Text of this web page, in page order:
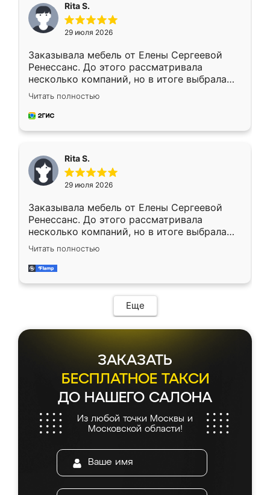
Rita S.
29 июля 2026
Заказывала мебель от Елены Сергеевой
Ренессанс. До этого рассматривала
несколько компаний, но в итоге выбрала
эту. Сначала обговорили условия, потом
приехал замерщик, всё спокойно объяснил
и снял размеры. Изготовили в срок, с
каких-либо доработок. Качеством осталась
довольна, все выглядит так, как и ожидала.
Читать полностью
Rita S.
29 июля 2026
Заказывала мебель от Елены Сергеевой
Ренессанс. До этого рассматривала
несколько компаний, но в итоге выбрала
эту. Сначала обговорили условия, потом
приехал замерщик, всё спокойно объяснил
и снял размеры. Изготовили в срок, с
мебель сразу встала на свое место без
каких-либо доработок. Качеством осталась
довольна, все выглядит так, как и ожидала.
Читать полностью
Еще
ЗАКАЗАТЬ
БЕСПЛАТНОЕ ТАКСИ
ДО НАШЕГО САЛОНА
Из любой точки Москвы и
Московской области!